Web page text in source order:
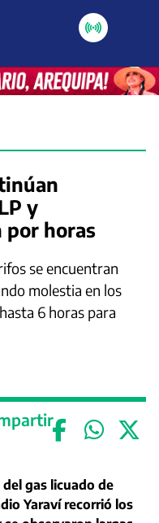
y
por horas
se encuentran
molestia en los
6 horas para
gas licuado de
Yaraví recorrió los